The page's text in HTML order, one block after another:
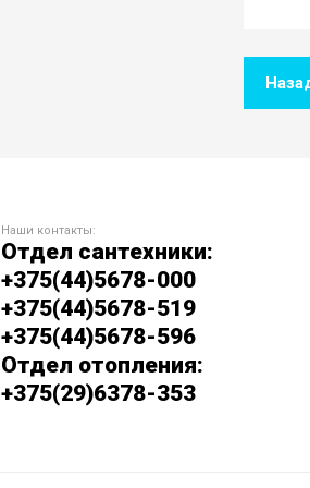
Наши контакты:
Отдел сантехники:
+375(44)5678-000
+375(44)5678-519
+375(44)5678-596
Отдел отопления:
+375(29)6378-353